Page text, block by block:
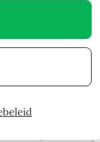
samen.
van